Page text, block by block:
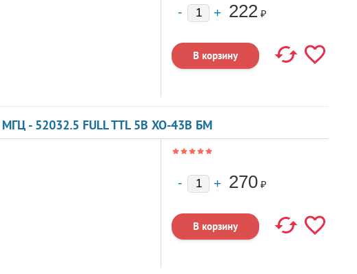
222 ₽
- 52032.5 FULL TTL 5В XO-43B БМ
270 ₽